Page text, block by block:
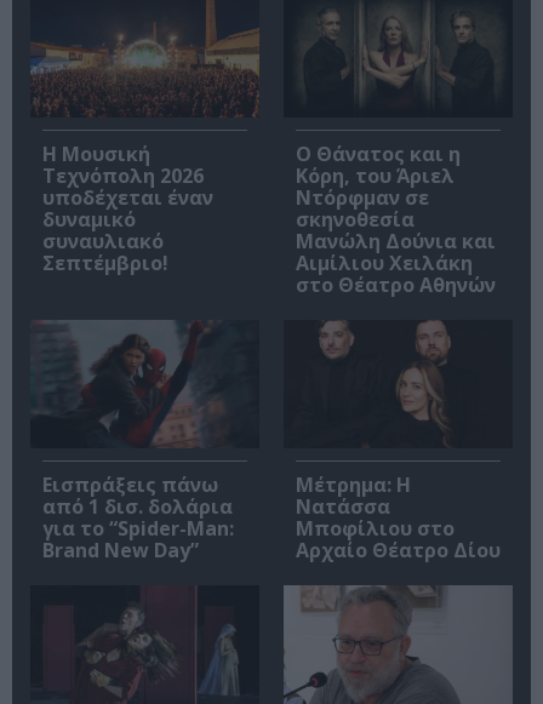
Η Μουσική
Τεχνόπολη 2026
υποδέχεται έναν
δυναμικό
συναυλιακό
Σεπτέμβριο!
Ο Θάνατος και η
Κόρη, του Άριελ
Ντόρφμαν σε
σκηνοθεσία
Μανώλη Δούνια και
Αιμίλιου Χειλάκη
στο Θέατρο Αθηνών
Εισπράξεις πάνω
από 1 δισ. δολάρια
για το “Spider-Man:
Brand New Day”
Μέτρημα: Η
Νατάσσα
Μποφίλιου στο
Αρχαίο Θέατρο Δίου